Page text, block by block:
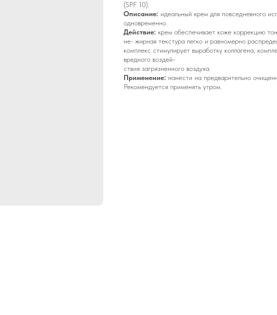
(SPF 10).
Описание: идеальный крем для повседневного
одновременно.
Действие: крем обеспечивает коже коррекцию
не- жирная текстура легко и равномерно
комплекс стимулирует выработку коллагена,
вредного воздей-
ствия загрязненного воздуха.
Применение: нанести на предварительно
Рекомендуется применять утром.